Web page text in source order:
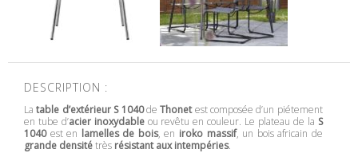
DESCRIPTION :
Latable d’extérieur S 1040deThonetest composée d’un piétement
en tube d’acier inoxydableou revêtu en couleur. Le plateau de la S
1040est en lamelles de bois, en iroko massif, un bois africain de
grande densitétrès résistant aux intempéries.